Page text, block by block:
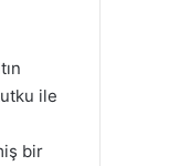
ile
bir